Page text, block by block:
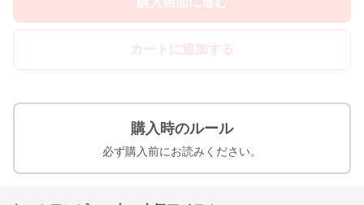
カートに追加する
購入時のルール
必ず購入前にお読みください。